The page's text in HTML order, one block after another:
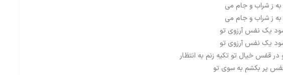
به ز شراب و جام می
به ز شراب و جام می
یک نفس آرزوی تو
یک نفس آرزوی تو
قفس خیال تو تکیه زنم به انتظار
پر بکشم به سوی تو